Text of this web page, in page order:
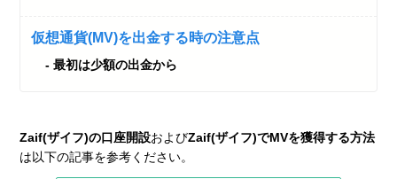
仮想通貨(MV)を出金する時の注意点
最初は少額の出金から
Zaif(ザイフ)の口座開設およびZaif(ザイフ)でMVを獲得する方法
は以下の記事を参考ください。